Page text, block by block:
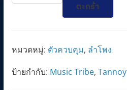
a
r
t
i
Band
Subwoofer
ตะกร้า
หมวดหมู่: ตัวควบคุม, ลำโพง
ป้ายกำกับ: Music Tribe, Tannoy